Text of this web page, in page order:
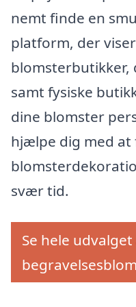
nemt finde en
platform, der
blomsterbutikker,
samt fysiske
dine blomster
hjælpe dig med
svær tid.
Se hele